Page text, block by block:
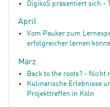
DigikoS präsentiert sich -
April
Vom Pauker zum
erfolgreicher lernen
März
Back to the roots? - Nicht
Kulinarische Erlebnisse
Projekttreffen in Köln